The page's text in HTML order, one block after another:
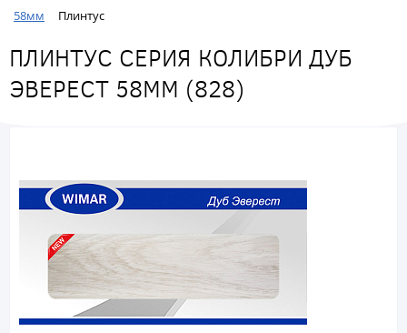
58мм
Плинтус
ПЛИНТУС СЕРИЯ КОЛИБРИ ДУБ
ЭВЕРЕСТ 58ММ (828)